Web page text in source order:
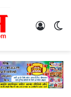
Log